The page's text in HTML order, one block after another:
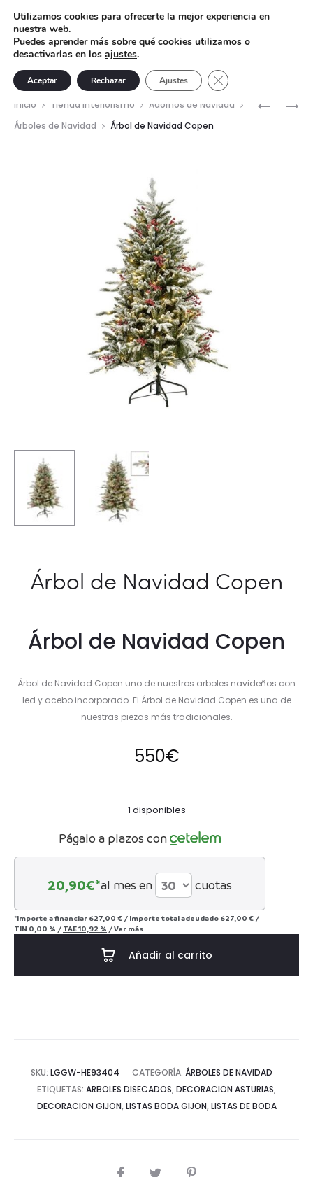
ÁRBOL
ÁRBOL
Inicio Tienda interiorismo
Adornos de Navidad
Árboles de Navidad
Árbol de Navidad Copen
Árbol de Navidad Copen
Árbol de Navidad Copen
Árbol de Navidad Copen uno de nuestros arboles navideños con
led y acebo incorporado. El Árbol de Navidad Copen es una de
nuestras piezas más tradicionales.
550€
1 disponibles
Págalo a plazos con
20,90€*al mes en cuotas
*Importe a financiar 627,00 € / Importe total adeudado 627,00 € /
TIN 0,00 % / TAE10,92 % /Ver más
Añadir al carrito
SKU: LGGW-HE93404 CATEGORÍA: ÁRBOLES DE NAVIDAD
ETIQUETAS: ARBOLES DISECADOS, DECORACION ASTURIAS,
DECORACION GIJON, LISTAS BODA GIJON, LISTAS DE BODA
COMPARTIR
Utilizamos cookies para ofrecerte la mejor experiencia en
nuestra web.
Puedes aprender más sobre qué cookies utilizamos o
desactivarlas en los ajustes.
Aceptar Rechazar Ajustes Cerrar el banner de